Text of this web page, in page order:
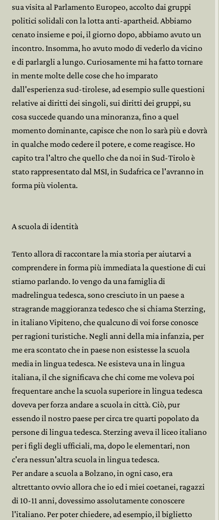
sua visita al Parlamento Europeo, accolto dai gruppi
politici solidali con la lotta anti-apartheid. Abbiamo
cenato insieme e poi, il giorno dopo, abbiamo avuto un
incontro. Insomma, ho avuto modo di vederlo da vicino
e di parlargli a lungo. Curiosamente mi ha fatto tornare
in mente molte delle cose che ho imparato
dall'esperienza sud-tirolese, ad esempio sulle questioni
relative ai diritti dei singoli, sui diritti dei gruppi, su
cosa succede quando una minoranza, fino a quel
momento dominante, capisce che non lo sarà più e dovrà
in qualche modo cedere il potere, e come reagisce. Ho
capito tra l'altro che quello che da noi in Sud-Tirolo è
stato rappresentato dal MSI, in Sudafrica ce l'avranno in
forma più violenta.
A scuola di identità
Tento allora di raccontare la mia storia per aiutarvi a
comprendere in forma più immediata la questione di cui
stiamo parlando. Io vengo da una famiglia di
madrelingua tedesca, sono cresciuto in un paese a
stragrande maggioranza tedesco che si chiama Sterzing,
in italiano Vipiteno, che qualcuno di voi forse conosce
per ragioni turistiche. Negli anni della mia infanzia, per
me era scontato che in paese non esistesse la scuola
media in lingua tedesca. Ne esisteva una in lingua
italiana, il che significava che chi come me voleva poi
frequentare anche la scuola superiore in lingua tedesca
doveva per forza andare a scuola in città. Ciò, pur
essendo il nostro paese per circa tre quarti popolato da
persone di lingua tedesca. Sterzing aveva il liceo italiano
per i figli degli ufficiali, ma, dopo le elementari, non
c'era nessun'altra scuola in lingua tedesca.
Per andare a scuola a Bolzano, in ogni caso, era
altrettanto ovvio allora che io ed i miei coetanei, ragazzi
di 10-11 anni, dovessimo assolutamente conoscere
l'italiano. Per poter chiedere, ad esempio, il biglietto